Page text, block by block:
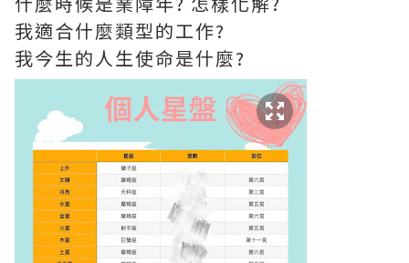
我適合什麼類型的工作?
我今生的人生使命是什麼?